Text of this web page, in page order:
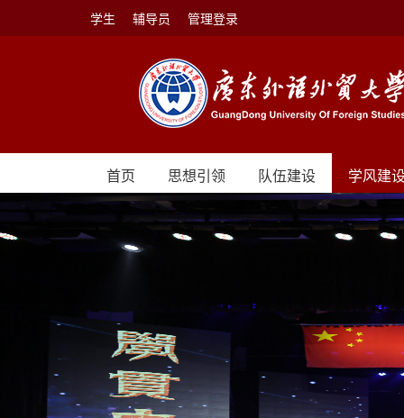
学生 辅导员 管理登录
首页 思想引领 队伍建设 学风建